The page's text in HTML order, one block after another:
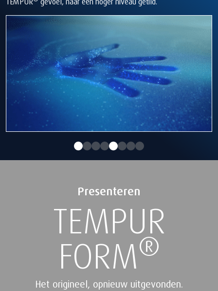
Presenteren
TEMPUR
FORM®
Het origineel, opnieuw uitgevonden.